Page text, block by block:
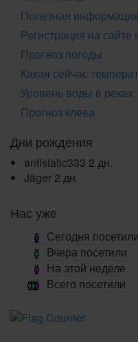
Полезная информация
Регистрация на сайте
Прогноз погоды
Какая сейчас
Уровень воды в реках
Прогноз клева
Дни рождения
antistatic333 2 дн.
Jäger 2 дн.
Нас уже
Сегодня посетили
Вчера посетили
На этой неделе
Всего посетили